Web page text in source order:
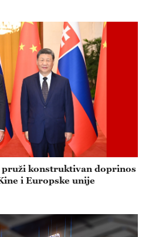
pruži konstruktivan doprinos
i Europske unije